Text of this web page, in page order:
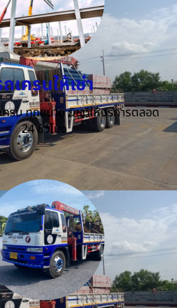
เครนให้เช่า
ครน ทุกขนาด ยินดีให้บริการตลอด
24 ชั่วโมง